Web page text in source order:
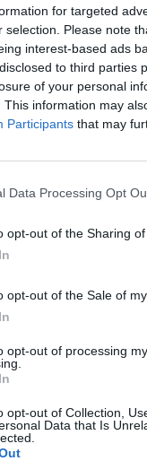
for targeted
selection. Please note
interest-based ads
to third parties
of your personal
This information may
Participants that may
Data Processing Opt
opt-out of the Sharing
opt-out of the Sale of
opt-out of processing
opt-out of Collection,
Data that Is